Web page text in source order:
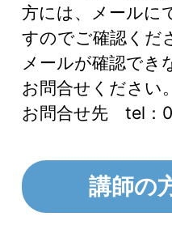
方には、メールに
すのでご確認くだ
メールが確認でき
お問合せください。
お問合せ先 tel：
講師の